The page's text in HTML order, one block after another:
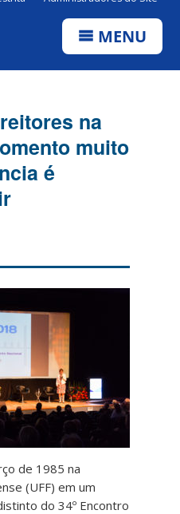
MENU
na
muito
é
de 1985 na
(UFF) em um
do 34º Encontro